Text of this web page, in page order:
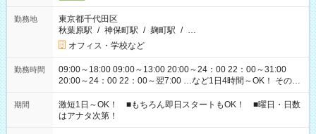
勤務地
東京都千代田区
秋葉原駅 / 神保町駅 / 麹町駅 / …
オフィス・学校など
勤務時間
09:00～18:00 09:00～13:00 20:00～24：00 22：00～31:00
20:00～24：00 22：00～翌7:00 …など1日4時間～OK！ その他
シフトもございます！ お気軽にご相談ください！
期間
激短1日～OK！ ■もちろん即日スタートもOK！ ■曜日・日数
はアナタ次第！